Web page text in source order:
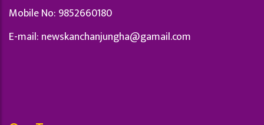
Mobile No: 9852660180
E-mail: newskanchanjungha@gamail.com